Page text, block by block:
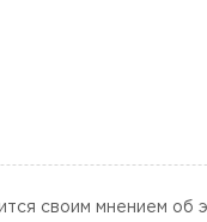
своим мнением об